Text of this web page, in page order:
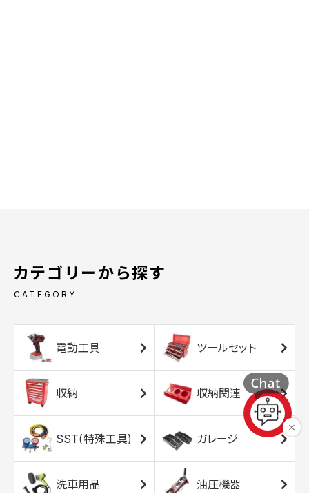
カテゴリーから探す
CATEGORY
電動工具 ツールセット
収納 収納関連
SST(特殊工具) ガレージ
洗車用品 油圧機器